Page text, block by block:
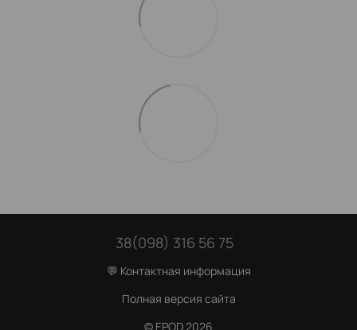
38(098) 316 56 75
💬 Контактная информация
Полная версия сайта
© EPOD 2026